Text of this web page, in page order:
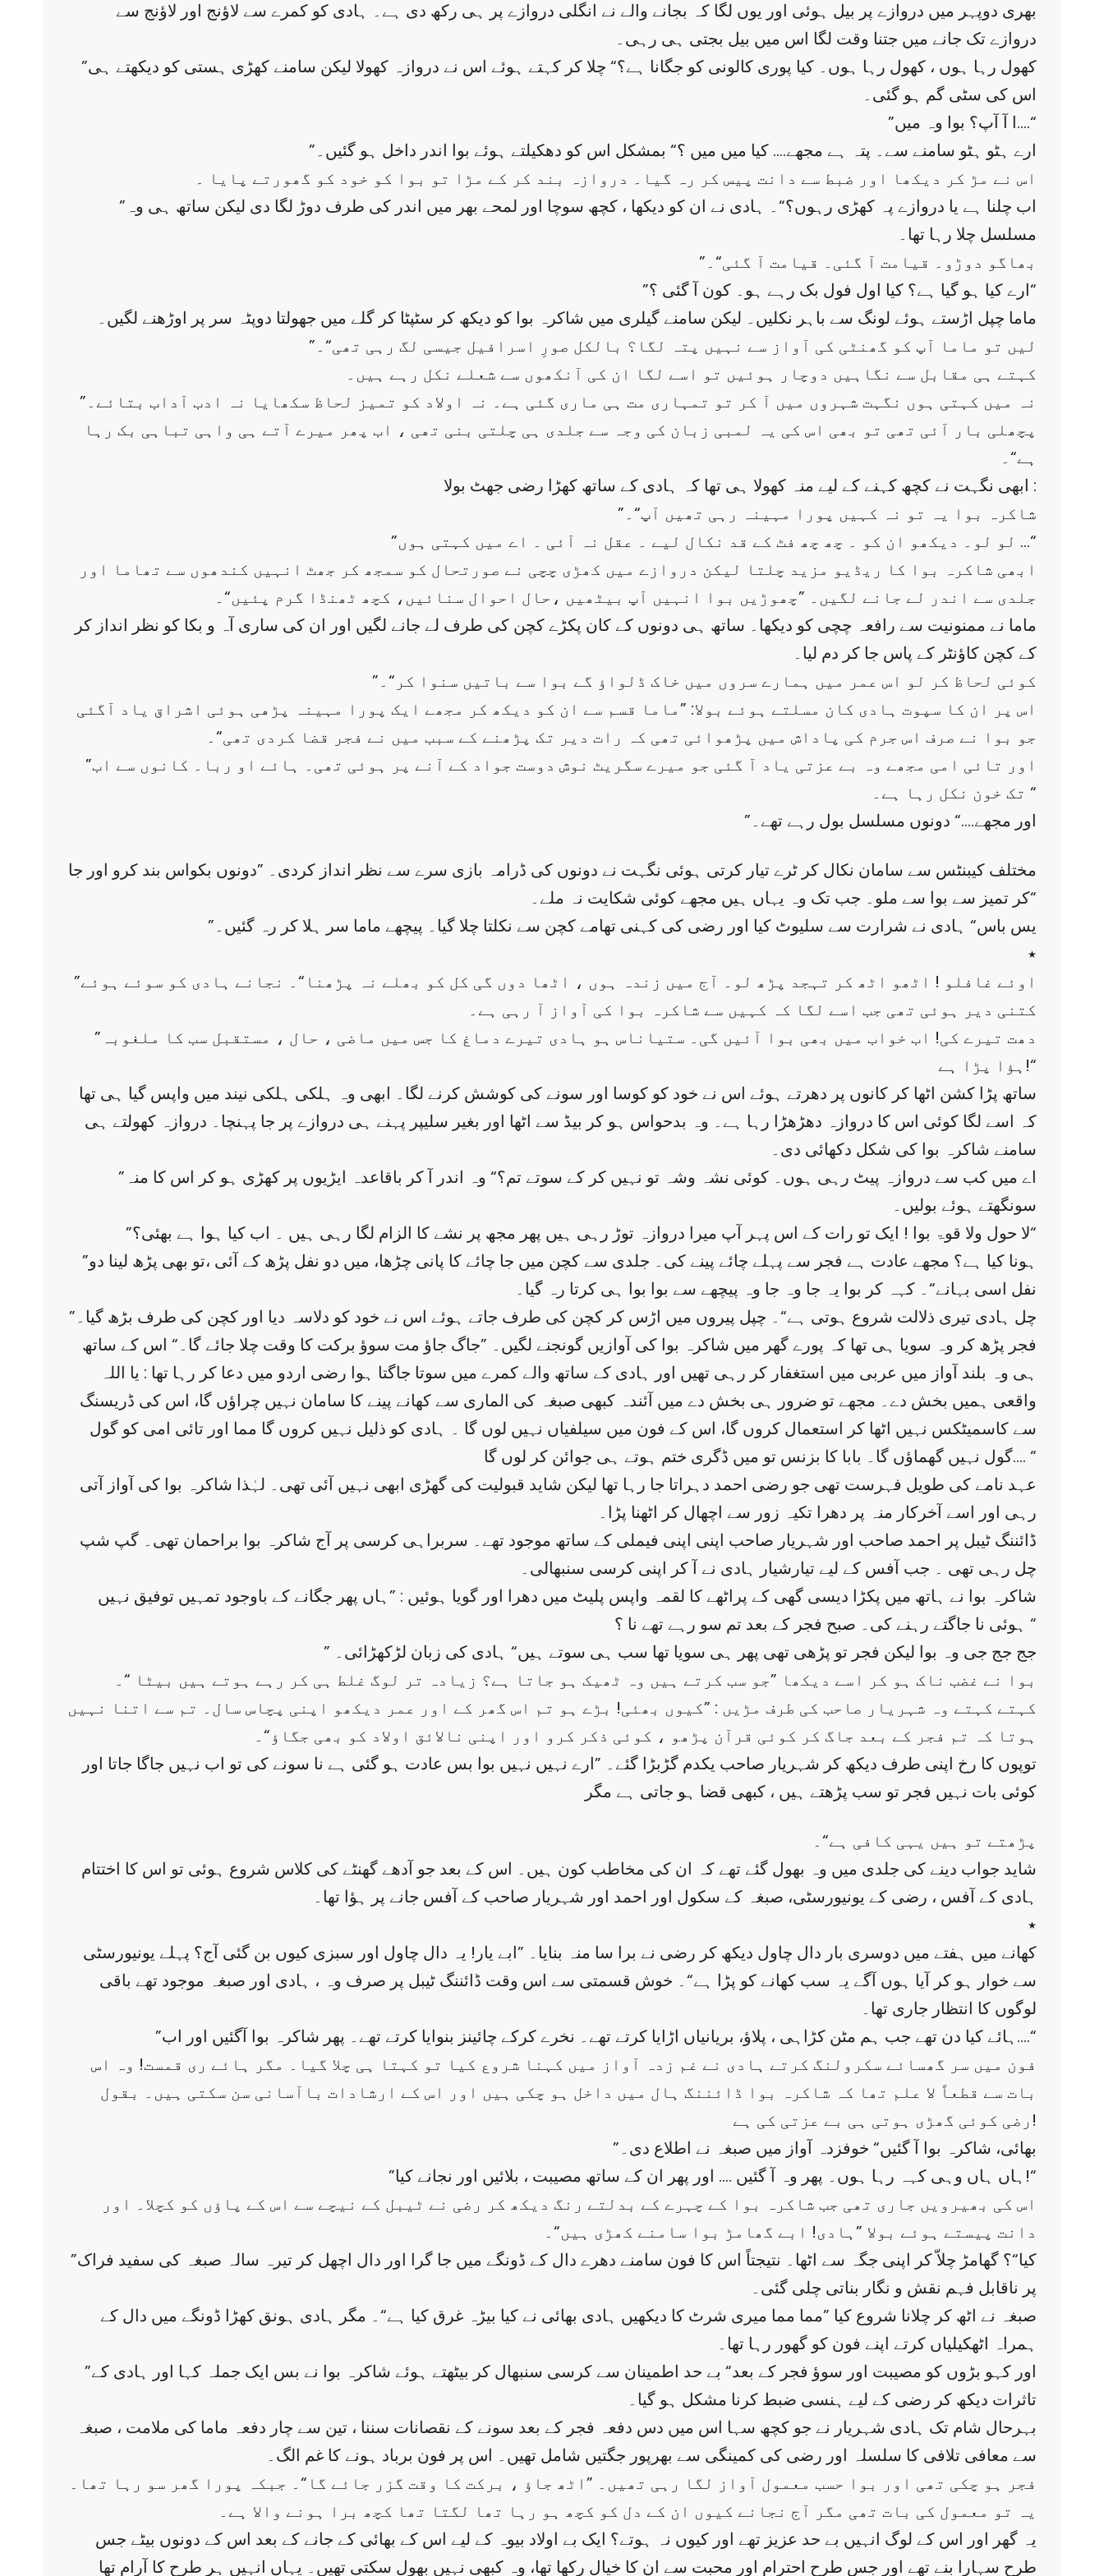
بھری دوپہر میں دروازے پر بیل ہوئی اور یوں لگا کہ بجانے والے نے انگلی دروازے پر ہی رکھ دی ہے۔ ہادی کو کمرے سے لاؤنج اور لاؤنج سے
دروازے تک جانے میں جتنا وقت لگا اس میں بیل بجتی ہی رہی۔
”کھول رہا ہوں ، کھول رہا ہوں۔ کیا پوری کالونی کو جگانا ہے؟“ چلا کر کہتے ہوئے اس نے دروازہ کھولا لیکن سامنے کھڑی ہستی کو دیکھتے ہی
اس کی سٹی گم ہو گئی۔
”ا آ آپ؟ بوا وہ میں….“
”ارے ہٹو ہٹو سامنے سے۔ پتہ ہے مجھے…. کیا میں میں ؟“ بمشکل اس کو دھکیلتے ہوئے بوا اندر داخل ہو گئیں۔
اس نے مڑ کر دیکھا اور ضبط سے دانت پیس کر رہ گیا۔ دروازہ بند کر کے مڑا تو بوا کو خود کو گھورتے پایا ۔
”اب چلنا ہے یا دروازے پہ کھڑی رہوں؟“۔ ہادی نے ان کو دیکھا ، کچھ سوچا اور لمحے بھر میں اندر کی طرف دوڑ لگا دی لیکن ساتھ ہی وہ
مسلسل چلا رہا تھا۔
”بھاگو دوڑو۔ قیامت آ گئی۔ قیامت آ گئی“۔
”ارے کیا ہو گیا ہے؟ کیا اول فول بک رہے ہو۔ کون آ گئی ؟“
ماما چپل اڑستے ہوئے لونگ سے باہر نکلیں۔ لیکن سامنے گیلری میں شاکرہ بوا کو دیکھ کر سٹپٹا کر گلے میں جھولتا دوپٹہ سر پر اوڑھنے لگیں۔
”لیں تو ماما آپ کو گھنٹی کی آواز سے نہیں پتہ لگا؟ بالکل صورِ اسرافیل جیسی لگ رہی تھی“۔
کہتے ہی مقابل سے نگاہیں دوچار ہوئیں تو اسے لگا ان کی آنکھوں سے شعلے نکل رہے ہیں۔
”نہ میں کہتی ہوں نگہت شہروں میں آ کر تو تمہاری مت ہی ماری گئی ہے۔ نہ اولاد کو تمیز لحاظ سکھایا نہ ادب آداب بتائے۔
پچھلی بار آئی تھی تو بھی اس کی یہ لمبی زبان کی وجہ سے جلدی ہی چلتی بنی تھی ، اب پھر میرے آتے ہی واہی تباہی بک رہا
ہے“۔
ابھی نگہت نے کچھ کہنے کے لیے منہ کھولا ہی تھا کہ ہادی کے ساتھ کھڑا رضی جھٹ بولا :
”شاکرہ بوا یہ تو نہ کہیں پورا مہینہ رہی تھیں آپ“۔
”لو لو۔ دیکھو ان کو ۔ چھ چھ فٹ کے قد نکال لیے ۔ عقل نہ آئی ۔ اے میں کہتی ہوں …“
ابھی شاکرہ بوا کا ریڈیو مزید چلتا لیکن دروازے میں کھڑی چچی نے صورتحال کو سمجھ کر جھٹ انہیں کندھوں سے تھاما اور
جلدی سے اندر لے جانے لگیں۔ ”چھوڑیں بوا انہیں آپ بیٹھیں ،حال احوال سنائیں، کچھ ٹھنڈا گرم پئیں“۔
ماما نے ممنونیت سے رافعہ چچی کو دیکھا۔ ساتھ ہی دونوں کے کان پکڑے کچن کی طرف لے جانے لگیں اور ان کی ساری آہ و بکا کو نظر انداز کر
کے کچن کاؤنٹر کے پاس جا کر دم لیا۔
”کوئی لحاظ کر لو اس عمر میں ہمارے سروں میں خاک ڈلواؤ گے بوا سے باتیں سنوا کر“۔
اس پر ان کا سپوت ہادی کان مسلتے ہوئے بولا: ”ماما قسم سے ان کو دیکھ کر مجھے ایک پورا مہینہ پڑھی ہوئی اشراق یاد آگئی
جو بوا نے صرف اس جرم کی پاداش میں پڑھوائی تھی کہ رات دیر تک پڑھنے کے سبب میں نے فجر قضا کردی تھی“۔
”اور تائی امی مجھے وہ بے عزتی یاد آ گئی جو میرے سگریٹ نوش دوست جواد کے آنے پر ہوئی تھی۔ ہائے او ربا۔ کانوں سے اب
تک خون نکل رہا ہے۔ “
”اور مجھے….“ دونوں مسلسل بول رہے تھے۔
مختلف کیبنٹس سے سامان نکال کر ٹرے تیار کرتی ہوئی نگہت نے دونوں کی ڈرامہ بازی سرے سے نظر انداز کردی۔ ”دونوں بکواس بند کرو اور جا
کر تمیز سے بوا سے ملو۔ جب تک وہ یہاں ہیں مجھے کوئی شکایت نہ ملے۔“
”یس باس“ ہادی نے شرارت سے سلیوٹ کیا اور رضی کی کہنی تھامے کچن سے نکلتا چلا گیا۔ پیچھے ماما سر ہلا کر رہ گئیں۔
٭
”اوئے غافلو ! اٹھو اٹھ کر تہجد پڑھ لو۔ آج میں زندہ ہوں ، اٹھا دوں گی کل کو بھلے نہ پڑھنا“۔ نجانے ہادی کو سوئے ہوئے
کتنی دیر ہوئی تھی جب اسے لگا کہ کہیں سے شاکرہ بوا کی آواز آ رہی ہے۔
”دھت تیرے کی! اب خواب میں بھی بوا آئیں گی۔ ستیاناس ہو ہادی تیرے دماغ کا جس میں ماضی ، حال ، مستقبل سب کا ملغوبہ
ہؤا پڑا ہے!“
ساتھ پڑا کشن اٹھا کر کانوں پر دھرتے ہوئے اس نے خود کو کوسا اور سونے کی کوشش کرنے لگا۔ ابھی وہ ہلکی ہلکی نیند میں واپس گیا ہی تھا
کہ اسے لگا کوئی اس کا دروازہ دھڑھڑا رہا ہے۔ وہ بدحواس ہو کر بیڈ سے اٹھا اور بغیر سلیپر پہنے ہی دروازے پر جا پہنچا۔ دروازہ کھولتے ہی
سامنے شاکرہ بوا کی شکل دکھائی دی۔
”اے میں کب سے دروازہ پیٹ رہی ہوں۔ کوئی نشہ وشہ تو نہیں کر کے سوتے تم؟“ وہ اندر آ کر باقاعدہ ایڑیوں پر کھڑی ہو کر اس کا منہ
سونگھتے ہوئے بولیں۔
”لا حول ولا قوۃ بوا ! ایک تو رات کے اس پہر آپ میرا دروازہ توڑ رہی ہیں پھر مجھ پر نشے کا الزام لگا رہی ہیں ۔ اب کیا ہوا ہے بھئی؟“
”ہونا کیا ہے؟ مجھے عادت ہے فجر سے پہلے چائے پینے کی۔ جلدی سے کچن میں جا چائے کا پانی چڑھا، میں دو نفل پڑھ کے آئی ،تو بھی پڑھ لینا دو
نفل اسی بہانے“۔ کہہ کر بوا یہ جا وہ جا وہ پیچھے سے بوا بوا ہی کرتا رہ گیا۔
”چل ہادی تیری ذلالت شروع ہوتی ہے“۔ چپل پیروں میں اڑس کر کچن کی طرف جاتے ہوئے اس نے خود کو دلاسہ دیا اور کچن کی طرف بڑھ گیا۔
فجر پڑھ کر وہ سویا ہی تھا کہ پورے گھر میں شاکرہ بوا کی آوازیں گونجنے لگیں۔ ”جاگ جاؤ مت سوؤ برکت کا وقت چلا جائے گا۔“ اس کے ساتھ
ہی وہ بلند آواز میں عربی میں استغفار کر رہی تھیں اور ہادی کے ساتھ والے کمرے میں سوتا جاگتا ہوا رضی اردو میں دعا کر رہا تھا : یا اللہ
واقعی ہمیں بخش دے۔ مجھے تو ضرور ہی بخش دے میں آئندہ کبھی صبغہ کی الماری سے کھانے پینے کا سامان نہیں چراؤں گا، اس کی ڈریسنگ
سے کاسمیٹکس نہیں اٹھا کر استعمال کروں گا، اس کے فون میں سیلفیاں نہیں لوں گا ۔ ہادی کو ذلیل نہیں کروں گا مما اور تائی امی کو گول
گول نہیں گھماؤں گا۔ بابا کا بزنس تو میں ڈگری ختم ہوتے ہی جوائن کر لوں گا…. “
عہد نامے کی طویل فہرست تھی جو رضی احمد دہراتا جا رہا تھا لیکن شاید قبولیت کی گھڑی ابھی نہیں آئی تھی۔ لہٰذا شاکرہ بوا کی آواز آتی
رہی اور اسے آخرکار منہ پر دھرا تکیہ زور سے اچھال کر اٹھنا پڑا۔
ڈائننگ ٹیبل پر احمد صاحب اور شہریار صاحب اپنی اپنی فیملی کے ساتھ موجود تھے۔ سربراہی کرسی پر آج شاکرہ بوا براحمان تھی۔ گپ شپ
چل رہی تھی ۔ جب آفس کے لیے تیارشیار ہادی نے آ کر اپنی کرسی سنبھالی۔
شاکرہ بوا نے ہاتھ میں پکڑا دیسی گھی کے پراٹھے کا لقمہ واپس پلیٹ میں دھرا اور گویا ہوئیں : ”ہاں پھر جگانے کے باوجود تمہیں توفیق نہیں
ہوئی نا جاگتے رہنے کی۔ صبح فجر کے بعد تم سو رہے تھے نا ؟ “
” جج جج جی وہ بوا لیکن فجر تو پڑھی تھی پھر ہی سویا تھا سب ہی سوتے ہیں“ ہادی کی زبان لڑکھڑائی۔
بوا نے غضب ناک ہو کر اسے دیکھا ”جو سب کرتے ہیں وہ ٹھیک ہو جاتا ہے؟ زیادہ تر لوگ غلط ہی کر رہے ہوتے ہیں بیٹا “۔
کہتے کہتے وہ شہریار صاحب کی طرف مڑیں : ”کیوں بھئی! بڑے ہو تم اس گھر کے اور عمر دیکھو اپنی پچاس سال۔ تم سے اتنا نہیں
ہوتا کہ تم فجر کے بعد جاگ کر کوئی قرآن پڑھو ، کوئی ذکر کرو اور اپنی نالائق اولاد کو بھی جگاؤ“۔
توپوں کا رخ اپنی طرف دیکھ کر شہریار صاحب یکدم گڑبڑا گئے۔ ”ارے نہیں نہیں بوا بس عادت ہو گئی ہے نا سونے کی تو اب نہیں جاگا جاتا اور
کوئی بات نہیں فجر تو سب پڑھتے ہیں ، کبھی قضا ہو جاتی ہے مگر
پڑھتے تو ہیں یہی کافی ہے“۔
شاید جواب دینے کی جلدی میں وہ بھول گئے تھے کہ ان کی مخاطب کون ہیں۔ اس کے بعد جو آدھے گھنٹے کی کلاس شروع ہوئی تو اس کا اختتام
ہادی کے آفس ، رضی کے یونیورسٹی، صبغہ کے سکول اور احمد اور شہریار صاحب کے آفس جانے پر ہؤا تھا۔
٭
کھانے میں ہفتے میں دوسری بار دال چاول دیکھ کر رضی نے برا سا منہ بنایا۔ ”ابے یار! یہ دال چاول اور سبزی کیوں بن گئی آج؟ پہلے یونیورسٹی
سے خوار ہو کر آیا ہوں آگے یہ سب کھانے کو پڑا ہے“۔ خوش قسمتی سے اس وقت ڈائننگ ٹیبل پر صرف وہ ، ہادی اور صبغہ موجود تھے باقی
لوگوں کا انتظار جاری تھا۔
”ہائے کیا دن تھے جب ہم مٹن کڑاہی ، پلاؤ، بریانیاں اڑایا کرتے تھے۔ نخرے کرکے چائینز بنوایا کرتے تھے۔ پھر شاکرہ بوا آگئیں اور اب….“
فون میں سر گھسائے سکرولنگ کرتے ہادی نے غم زدہ آواز میں کہنا شروع کیا تو کہتا ہی چلا گیا۔ مگر ہائے ری قمست! وہ اس
بات سے قطعاً لا علم تھا کہ شاکرہ بوا ڈائننگ ہال میں داخل ہو چکی ہیں اور اس کے ارشادات باآسانی سن سکتی ہیں۔ بقول
رضی کوئی گھڑی ہوتی ہی بے عزتی کی ہے!
”بھائی، شاکرہ بوا آ گئیں“ خوفزدہ آواز میں صبغہ نے اطلاع دی۔
”ہاں ہاں وہی کہہ رہا ہوں۔ پھر وہ آ گئیں …. اور پھر ان کے ساتھ مصیبت ، بلائیں اور نجانے کیا!“
اس کی بھیرویں جاری تھی جب شاکرہ بوا کے چہرے کے بدلتے رنگ دیکھ کر رضی نے ٹیبل کے نیچے سے اس کے پاؤں کو کچلا۔ اور
دانت پیستے ہوئے بولا ”ہادی! ابے گھامڑ بوا سامنے کھڑی ہیں“۔
”کیا“؟ گھامڑ چلاّ کر اپنی جگہ سے اٹھا۔ نتیجتاً اس کا فون سامنے دھرے دال کے ڈونگے میں جا گرا اور دال اچھل کر تیرہ سالہ صبغہ کی سفید فراک
پر ناقابل فہم نقش و نگار بناتی چلی گئی۔
صبغہ نے اٹھ کر چلانا شروع کیا ”مما مما میری شرٹ کا دیکھیں ہادی بھائی نے کیا بیڑہ غرق کیا ہے“۔ مگر ہادی ہونق کھڑا ڈونگے میں دال کے
ہمراہ اٹھکیلیاں کرتے اپنے فون کو گھور رہا تھا۔
”اور کہو بڑوں کو مصیبت اور سوؤ فجر کے بعد“ بے حد اطمینان سے کرسی سنبھال کر بیٹھتے ہوئے شاکرہ بوا نے بس ایک جملہ کہا اور ہادی کے
تاثرات دیکھ کر رضی کے لیے ہنسی ضبط کرنا مشکل ہو گیا۔
بہرحال شام تک ہادی شہریار نے جو کچھ سہا اس میں دس دفعہ فجر کے بعد سونے کے نقصانات سننا ، تین سے چار دفعہ ماما کی ملامت ، صبغہ
سے معافی تلافی کا سلسلہ اور رضی کی کمینگی سے بھرپور جگتیں شامل تھیں۔ اس پر فون برباد ہونے کا غم الگ۔
فجر ہو چکی تھی اور بوا حسب معمول آواز لگا رہی تھیں۔ ”اٹھ جاؤ ، برکت کا وقت گزر جائے گا“۔ جبکہ پورا گھر سو رہا تھا۔
یہ تو معمول کی بات تھی مگر آج نجانے کیوں ان کے دل کو کچھ ہو رہا تھا لگتا تھا کچھ برا ہونے والا ہے۔
یہ گھر اور اس کے لوگ انہیں بے حد عزیز تھے اور کیوں نہ ہوتے؟ ایک بے اولاد بیوہ کے لیے اس کے بھائی کے جانے کے بعد اس کے دونوں بیٹے جس
طرح سہارا بنے تھے اور جس طرح احترام اور محبت سے ان کا خیال رکھا تھا، وہ کبھی نہیں بھول سکتی تھیں۔ یہاں انہیں ہر طرح کا آرام تھا